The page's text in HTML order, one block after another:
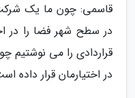
قاسمی: چون ما یک
در سطح شهر فضا را در
قراردادی را می نوشتیم
در اختیارمان قرار داده